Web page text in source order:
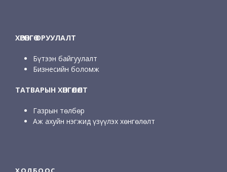
ХӨРӨНГӨ ОРУУЛАЛТ
Бүтээн байгуулалт
Бизнесийн боломж
ТАТВАРЫН ХӨНГӨЛӨЛТ
Газрын төлбөр
Аж ахуйн нэгжид үзүүлэх хөнгөлөлт